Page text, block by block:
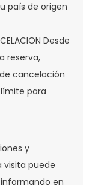
país de origen
Desde
reserva,
cancelación
para
y
visita puede
en